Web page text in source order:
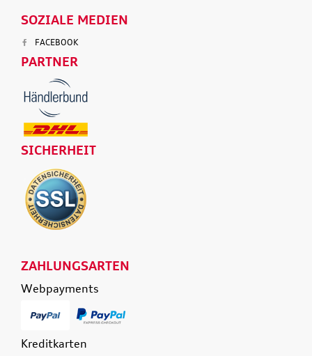
SOZIALE MEDIEN
FACEBOOK
PARTNER
SICHERHEIT
ZAHLUNGSARTEN
Webpayments
Kreditkarten